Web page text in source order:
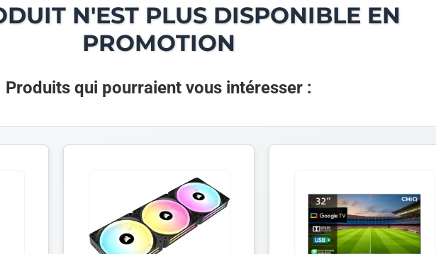
N'EST PLUS DISPONIBLE EN
PROMOTION
Produits qui pourraient vous intéresser :